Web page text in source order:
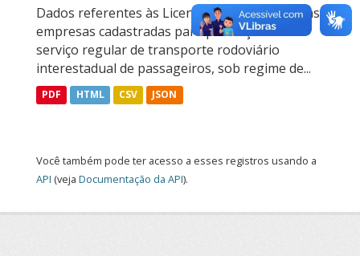
Dados referentes às Licenças Operacionais das
empresas cadastradas para prestação do
serviço regular de transporte rodoviário
interestadual de passageiros, sob regime de...
PDF HTML CSV JSON
Você também pode ter acesso a esses registros usando a
API (veja Documentação da API).